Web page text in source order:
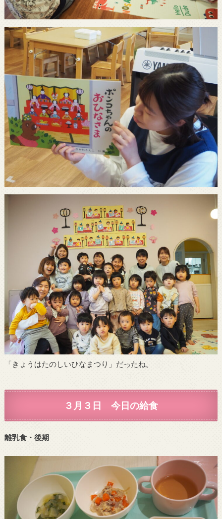
「きょうはたのしいひなまつり」だったね。
３月３日 今日の給食
離乳食・後期